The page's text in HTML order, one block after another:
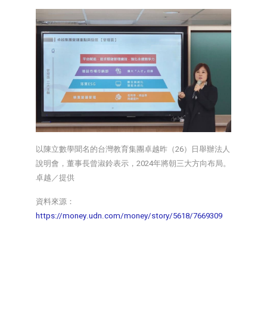
以陳立數學聞名的台灣教育集團卓越昨（26）日舉辦法人
說明會，董事長曾淑鈴表示，2024年將朝三大方向布局。
卓越／提供
資料來源：
https://money.udn.com/money/story/5618/7669309